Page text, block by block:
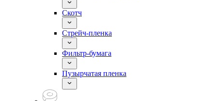
Скотч
Стрейч-пленка
Фильтр-бумага
Пузырчатая пленка